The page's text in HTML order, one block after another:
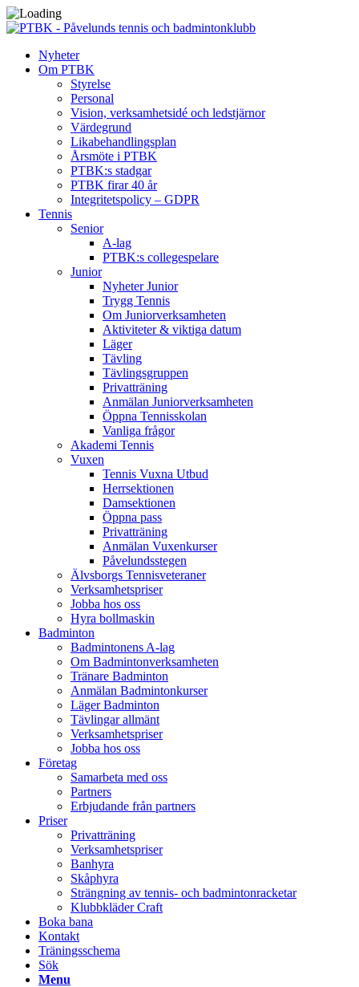
Nyheter
Om PTBK
Styrelse
Personal
Vision, verksamhetsidé och ledstjärnor
Värdegrund
Likabehandlingsplan
Årsmöte i PTBK
PTBK:s stadgar
PTBK firar 40 år
Integritetspolicy – GDPR
Tennis
Senior
A-lag
PTBK:s collegespelare
Junior
Nyheter Junior
Trygg Tennis
Om Juniorverksamheten
Aktiviteter & viktiga datum
Läger
Tävling
Tävlingsgruppen
Privatträning
Anmälan Juniorverksamheten
Öppna Tennisskolan
Vanliga frågor
Akademi Tennis
Vuxen
Tennis Vuxna Utbud
Herrsektionen
Damsektionen
Öppna pass
Privatträning
Anmälan Vuxenkurser
Påvelundsstegen
Älvsborgs Tennisveteraner
Verksamhetspriser
Jobba hos oss
Hyra bollmaskin
Badminton
Badmintonens A-lag
Om Badmintonverksamheten
Tränare Badminton
Anmälan Badmintonkurser
Läger Badminton
Tävlingar allmänt
Verksamhetspriser
Jobba hos oss
Företag
Samarbeta med oss
Partners
Erbjudande från partners
Priser
Privatträning
Verksamhetspriser
Banhyra
Skåphyra
Strängning av tennis- och badmintonracketar
Klubbkläder Craft
Boka bana
Kontakt
Träningsschema
Sök
Menu